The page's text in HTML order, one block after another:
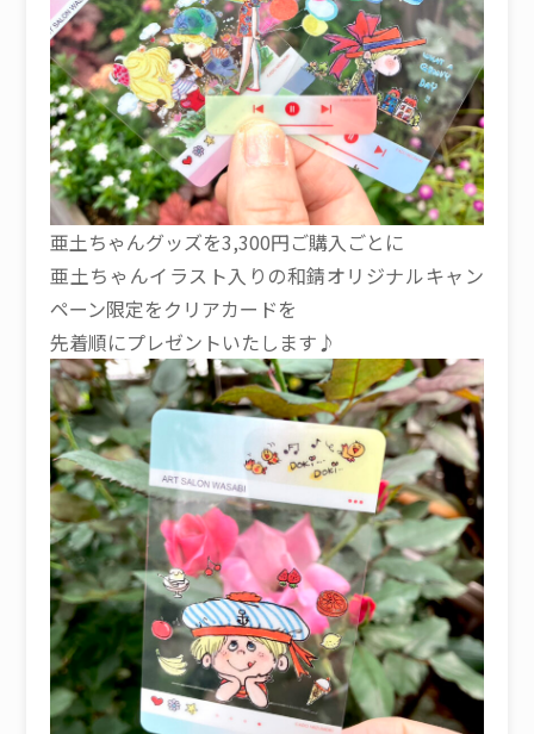
亜土ちゃんグッズを3,300円ご購入ごとに
亜土ちゃんイラスト入りの和錆オリジナルキャン
ペーン限定をクリアカードを
先着順にプレゼントいたします♪